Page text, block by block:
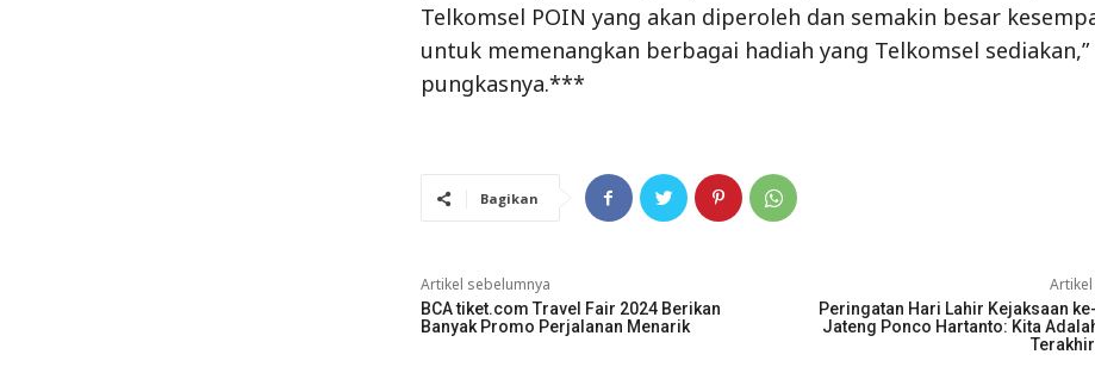
Telkomsel POIN yang akan diperoleh dan semakin besar
untuk memenangkan berbagai hadiah yang Telkomsel sediakan,”
pungkasnya.***
Bagikan
Artikel sebelumnya
BCA tiket.com Travel Fair 2024 Berikan
Banyak Promo Perjalanan Menarik
Peringatan Hari Lahir Kejaksaan
Jateng Ponco Hartanto: Kita